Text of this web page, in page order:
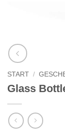
START /
Glass